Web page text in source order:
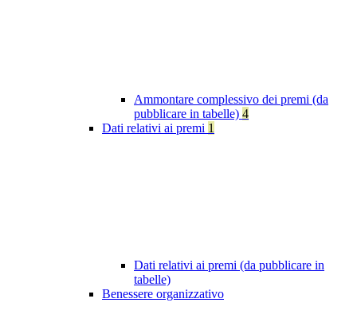
Ammontare complessivo dei premi (da
pubblicare in tabelle) 4
Dati relativi ai premi 1
Dati relativi ai premi (da pubblicare in
tabelle)
Benessere organizzativo